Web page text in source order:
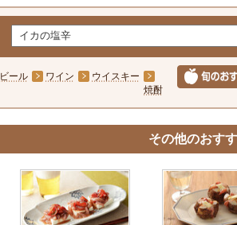
ビール ワイン
ウイスキー
焼酎
その他のおす